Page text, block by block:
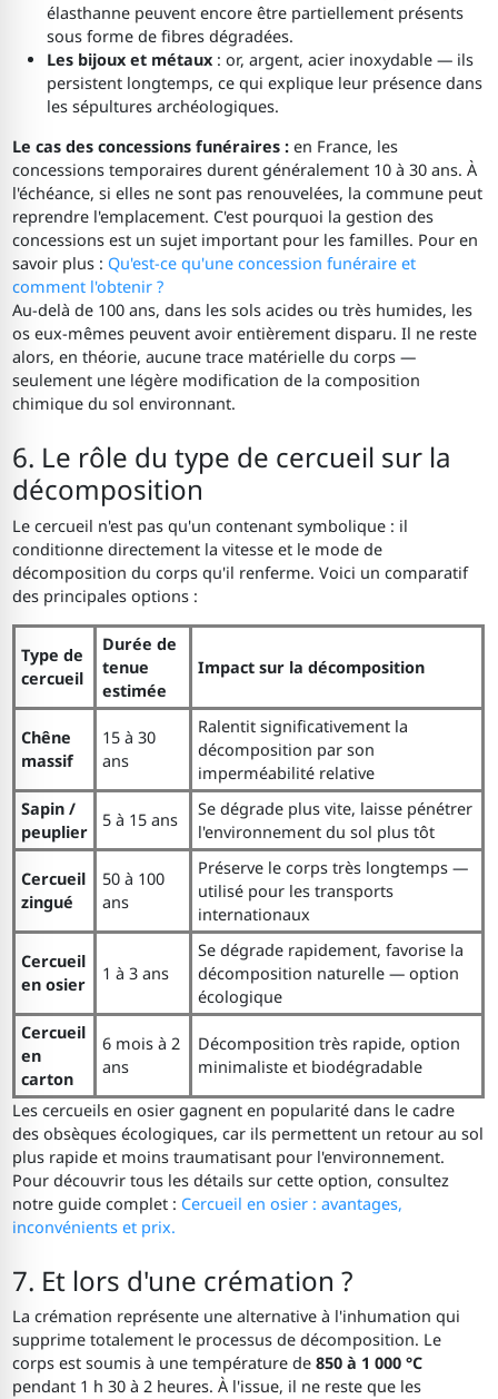
élasthanne peuvent encore être partiellement présents
sous forme de fibres dégradées.
Les bijoux et métaux: or, argent, acier inoxydable — ils
persistent longtemps, ce qui explique leur présence dans
les sépultures archéologiques.
Le cas des concessions funéraires : en France, les
concessions temporaires durent généralement 10 à 30 ans. À
l'échéance, si elles ne sont pas renouvelées, la commune peut
reprendre l'emplacement. C'est pourquoi la gestion des
concessions est un sujet important pour les familles. Pour en
savoir plus : Qu'est-ce qu'une concession funéraire et
comment l'obtenir ?
Au-delà de 100 ans, dans les sols acides ou très humides, les
os eux-mêmes peuvent avoir entièrement disparu. Il ne reste
alors, en théorie, aucune trace matérielle du corps —
seulement une légère modification de la composition
chimique du sol environnant.
6. Le rôle du type de cercueil sur la
décomposition
Le cercueil n'est pas qu'un contenant symbolique : il
conditionne directement la vitesse et le mode de
décomposition du corps qu'il renferme. Voici un comparatif
des principales options :
Type de
cercueil
Durée de
tenue
estimée
Impact sur la décomposition
Chêne
massif
15 à 30
ans
Ralentit significativement la
décomposition par son
imperméabilité relative
Sapin /
peuplier
5 à 15 ans
Se dégrade plus vite, laisse pénétrer
l'environnement du sol plus tôt
Cercueil
zingué
50 à 100
ans
Préserve le corps très longtemps —
utilisé pour les transports
internationaux
Cercueil
en osier
1 à 3 ans
Se dégrade rapidement, favorise la
décomposition naturelle — option
écologique
Cercueil
en
carton
6 mois à 2
ans
Décomposition très rapide, option
minimaliste et biodégradable
Les cercueils en osier gagnent en popularité dans le cadre
des obsèques écologiques, car ils permettent un retour au sol
plus rapide et moins traumatisant pour l'environnement.
Pour découvrir tous les détails sur cette option, consultez
notre guide complet : Cercueil en osier : avantages,
inconvénients et prix.
7. Et lors d'une crémation ?
La crémation représente une alternative à l'inhumation qui
supprime totalement le processus de décomposition. Le
corps est soumis à une température de850 à 1 000 °C
pendant 1 h 30 à 2 heures. À l'issue, il ne reste que les